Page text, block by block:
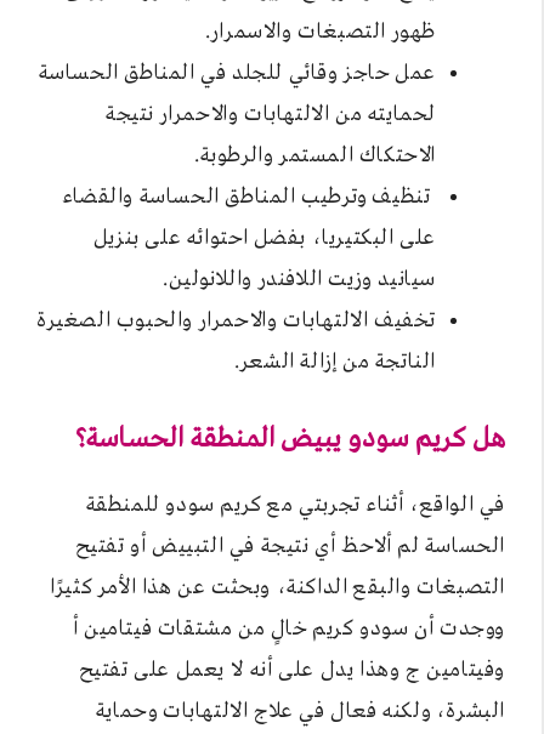
ظهور التصبغات والاسمرار.
عمل حاجز وقائي للجلد في المناطق الحساسة
لحمايته من الالتهابات والاحمرار نتيجة
الاحتكاك المستمر والرطوبة.
تنظيف وترطيب المناطق الحساسة والقضاء
على البكتيريا، بفضل احتوائه على بنزيل
سيانيد وزيت اللافندر واللانولين.
تخفيف الالتهابات والاحمرار والحبوب الصغيرة
الناتجة من إزالة الشعر.
هل كريم سودو يبيض المنطقة الحساسة؟
في الواقع، أثناء تجربتي مع كريم سودو للمنطقة
الحساسة لم ألاحظ أي نتيجة في التبييض أو تفتيح
التصبغات والبقع الداكنة، وبحثت عن هذا الأمر كثيرًا
ووجدت أن سودو كريم خالٍ من مشتقات فيتامين أ
وفيتامين ج وهذا يدل على أنه لا يعمل على تفتيح
البشرة، ولكنه فعال في علاج الالتهابات وحماية